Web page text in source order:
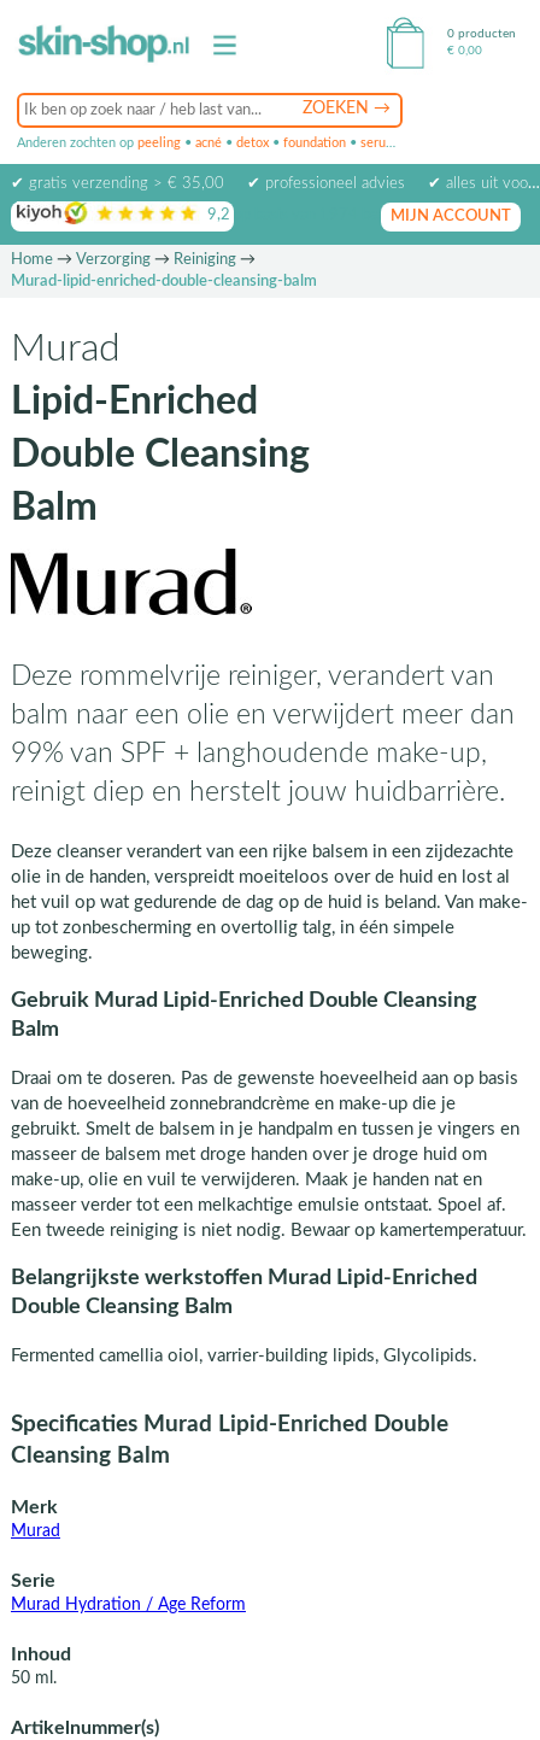
Anderen zochten op peeling • acné • detox • foundation • serum
0 producten
€ 0,00
✔ gratis verzending > € 35,00 ✔ professioneel advies
✔ alles uit voorraad leverbaar
9,2 op basis van beoordelingen
MIJN ACCOUNT
Home→ Verzorging→ Reiniging→
Murad-lipid-enriched-double-cleansing-balm
Murad
Lipid-Enriched
Double Cleansing
Balm
Deze rommelvrije reiniger, verandert van
balm naar een olie en verwijdert meer dan
99% van SPF + langhoudende make-up,
reinigt diep en herstelt jouw huidbarrière.
Deze cleanser verandert van een rijke balsem in een zijdezachte
olie in de handen, verspreidt moeiteloos over de huid en lost al
het vuil op wat gedurende de dag op de huid is beland. Van make-
up tot zonbescherming en overtollig talg, in één simpele
beweging.
Gebruik Murad Lipid-Enriched Double Cleansing
Balm
Draai om te doseren. Pas de gewenste hoeveelheid aan op basis
van de hoeveelheid zonnebrandcrème en make-up die je
gebruikt. Smelt de balsem in je handpalm en tussen je vingers en
masseer de balsem met droge handen over je droge huid om
make-up, olie en vuil te verwijderen. Maak je handen nat en
masseer verder tot een melkachtige emulsie ontstaat. Spoel af.
Een tweede reiniging is niet nodig. Bewaar op kamertemperatuur.
Belangrijkste werkstoffen Murad Lipid-Enriched
Double Cleansing Balm
Fermented camellia oiol, varrier-building lipids, Glycolipids.
Specificaties Murad Lipid-Enriched Double
Cleansing Balm
Merk
Murad
Serie
Murad Hydration / Age Reform
Inhoud
50 ml.
Artikelnummer(s)